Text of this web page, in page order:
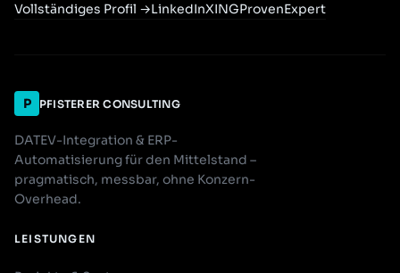
Vollständiges Profil →LinkedInXINGProvenExpert
P PFISTERER CONSULTING
DATEV-Integration & ERP-
Automatisierung für den Mittelstand –
pragmatisch, messbar, ohne Konzern-
Overhead.
LEISTUNGEN